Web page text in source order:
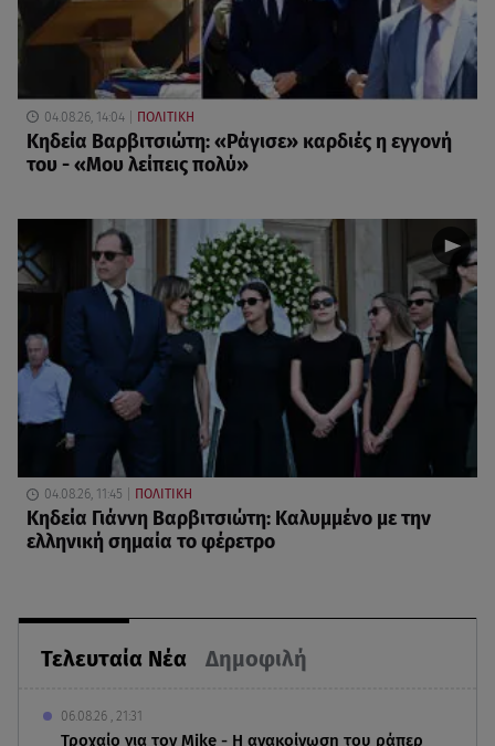
Τελευταία Νέα Δημοφιλή
06.08.26 , 21:31
Τροχαίο για τον Mike - Η ανακοίνωση του ράπερ
04.08.26, 14:04 ΠΟΛΙΤΙΚΗ
Κηδεία Βαρβιτσιώτη: «Ράγισε» καρδιές η εγγονή
του - «Μου λείπεις πολύ»
04.08.26, 11:45 ΠΟΛΙΤΙΚΗ
Κηδεία Γιάννη Βαρβιτσιώτη: Καλυμμένο με την
ελληνική σημαία το φέρετρο